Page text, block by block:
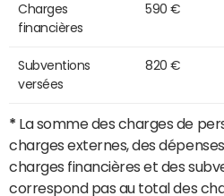
Charges
financières
590 €
Subventions
versées
820 €
* La somme des charges de
charges externes, des
charges financières et des
correspond pas au total des